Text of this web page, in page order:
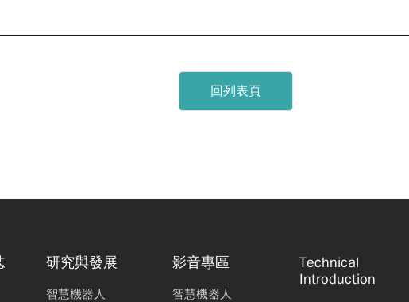
回列表頁
研究與發展
智慧機器人
影音專區
智慧機器人
Technical
Introduction